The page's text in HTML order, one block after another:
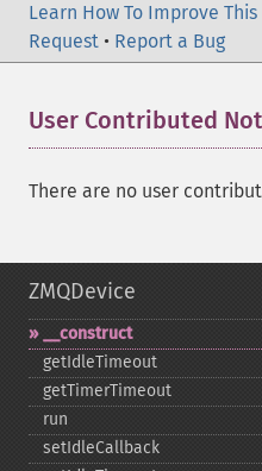
Learn How To Improve This
Request • Report a Bug
User Contributed
There are no user
ZMQDevice
_​_​construct
getIdleTimeout
getTimerTimeout
run
setIdleCallback